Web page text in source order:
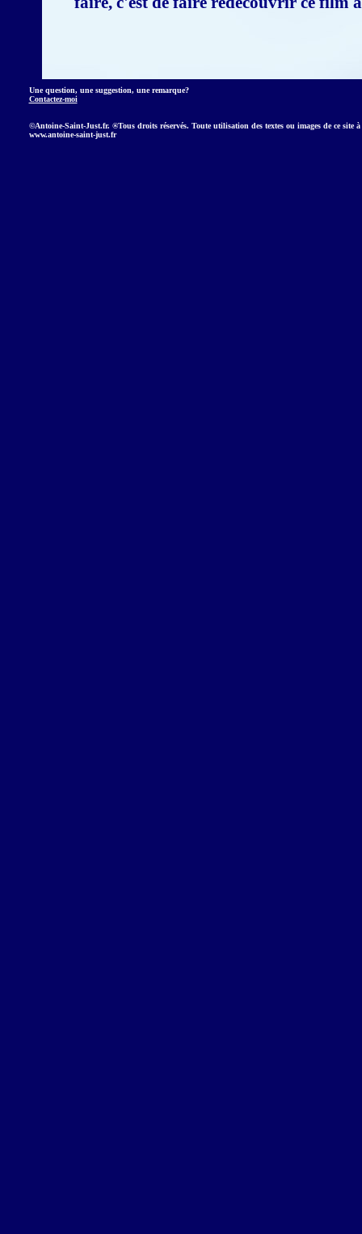
Une question, une suggestion, une remarque?
Contactez-moi
©Antoine-Saint-Just.fr. ®Tous droits réservés. Toute utilisation des textes ou images de ce
www.antoine-saint-just.fr